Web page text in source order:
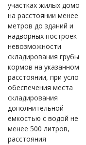
участках жилых домов
на расстоянии менее
метров до зданий и
надворных построек
невозможности
складирования грубых
кормов на указанном
расстоянии, при
обеспечения места
складирования
дополнительной
емкостью с водой не
менее 500 литров,
расстояния